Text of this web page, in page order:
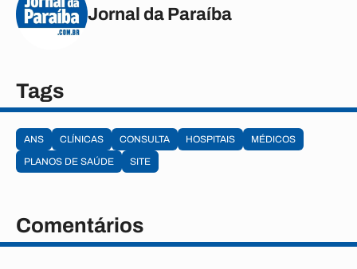
Jornal da Paraíba
Tags
ANS CLÍNICAS CONSULTA HOSPITAIS
MÉDICOS
PLANOS DE SAÚDE
SITE
Comentários